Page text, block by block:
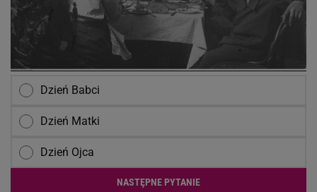
Dzień Babci
Dzień Matki
Dzień Ojca
NASTĘPNE PYTANIE